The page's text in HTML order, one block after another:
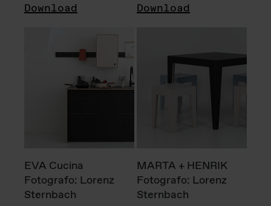
Download Download
EVA Cucina
Fotografo: Lorenz
Sternbach
MARTA + HENRIK
Fotografo: Lorenz
Sternbach